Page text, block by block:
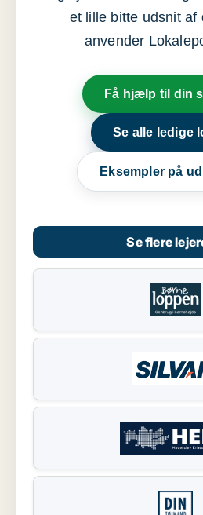
et lille bitte udsnit af
anvender
Få hjælp til din
Se alle ledige
Eksempler på
Se flere